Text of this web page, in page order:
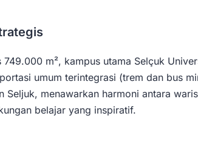
749.000 m², kampus utama Selçuk
umum terintegrasi (trem dan bus
Seljuk, menawarkan harmoni antara
belajar yang inspiratif.